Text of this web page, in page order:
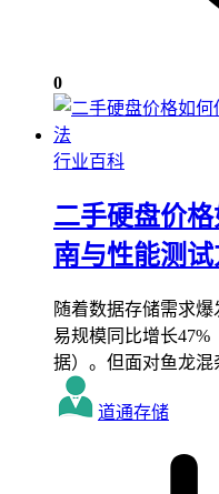
0
行业百科
二手硬盘价
南与性能测
随着数据存储需求
易规模同比增长47%
据）。但面对鱼龙
道通存储